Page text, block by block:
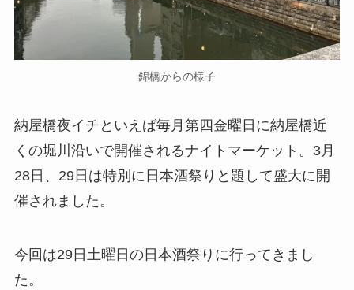
錦橋からの様子
納屋橋夜イチといえば毎月第四金曜日に納屋橋近
くの堀川沿いで開催されるナイトマーケット。3月
28日、29日は特別に日本酒祭りと題して盛大に開
催されました。
今回は29日土曜日の日本酒祭りに行ってきまし
た。